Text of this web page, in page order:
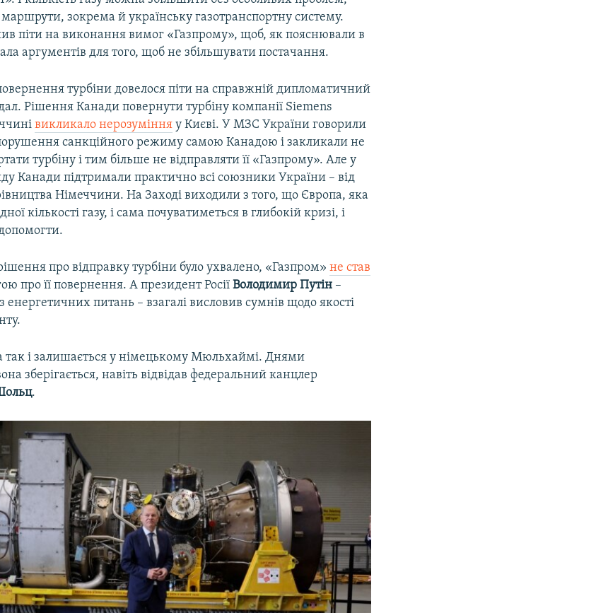
зокрема й українську газотранспортну систему.
піти на виконання вимог «Газпрому», щоб, як пояснювали в
аргументів для того, щоб не збільшувати постачання.
турбіни довелося піти на справжній дипломатичний
Рішення Канади повернути турбіну компанії Siemens
викликало нерозумінняу Києві. У МЗС України говорили
санкційного режиму самою Канадою і закликали не
турбіну і тим більше не відправляти її «Газпрому». Але у
Канади підтримали практично всі союзники України – від
Німеччини. На Заході виходили з того, що Європа, яка
кількості газу, і сама почуватиметься в глибокій кризі, і
про відправку турбіни було ухвалено, «Газпром»не став
про її повернення. А президент РосіїВолодимир Путін –
енергетичних питань – взагалі висловив сумнів щодо якості
так і залишається у німецькому Мюльхаймі. Днями
зберігається, навіть відвідав федеральний канцлер
.